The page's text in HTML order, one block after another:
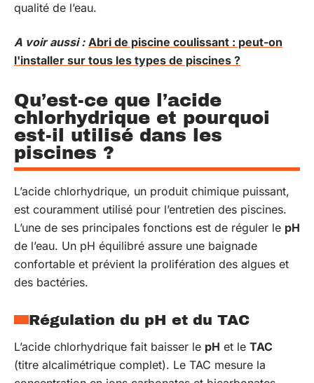
qualité de l’eau.
A voir aussi : Abri de piscine coulissant : peut-on
l'installer sur tous les types de piscines ?
Qu’est-ce que l’acide
chlorhydrique et pourquoi
est-il utilisé dans les
piscines ?
L’acide chlorhydrique, un produit chimique puissant,
est couramment utilisé pour l’entretien des piscines.
L’une de ses principales fonctions est de réguler le pH
de l’eau. Un pH équilibré assure une baignade
confortable et prévient la prolifération des algues et
des bactéries.
Régulation du pH et du TAC
L’acide chlorhydrique fait baisser le pH et le TAC
(titre alcalimétrique complet). Le TAC mesure la